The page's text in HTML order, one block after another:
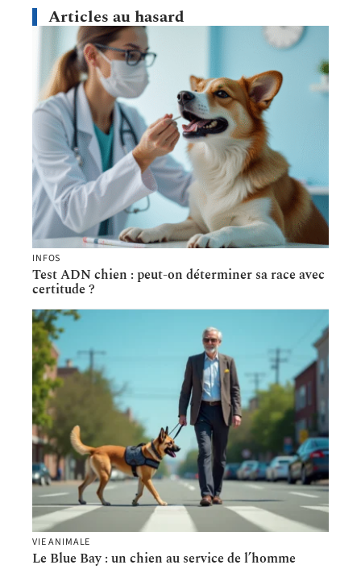
Articles au hasard
INFOS
Test ADN chien : peut-on déterminer sa race avec
certitude ?
VIE ANIMALE
Le Blue Bay : un chien au service de l’homme